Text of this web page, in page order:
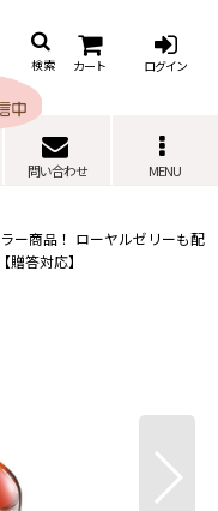
検索 カート ログイン
問い合わせ MENU
ー商品！ ローヤルゼリーも配
答対応】